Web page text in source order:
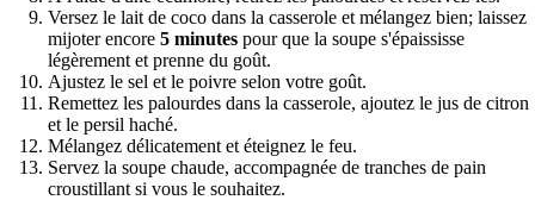
Versez le lait de coco dans la casserole et mélangez bien; laissez
mijoter encore 5 minutes pour que la soupe s'épaississe
légèrement et prenne du goût.
Ajustez le sel et le poivre selon votre goût.
Remettez les palourdes dans la casserole, ajoutez le jus de citron
et le persil haché.
Mélangez délicatement et éteignez le feu.
Servez la soupe chaude, accompagnée de tranches de pain
croustillant si vous le souhaitez.